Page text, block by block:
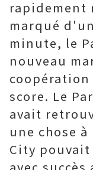
rapidement
marqué
minute, le
nouveau
score. Le
avait
une chose
City